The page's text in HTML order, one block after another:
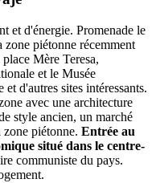
et d'énergie. Promenade le
piétonne récemment
Mère Teresa,
et le Musée
d'autres sites intéressants.
avec une architecture
style ancien, un marché
piétonne. Entrée au
situé dans le centre-
communiste du pays.